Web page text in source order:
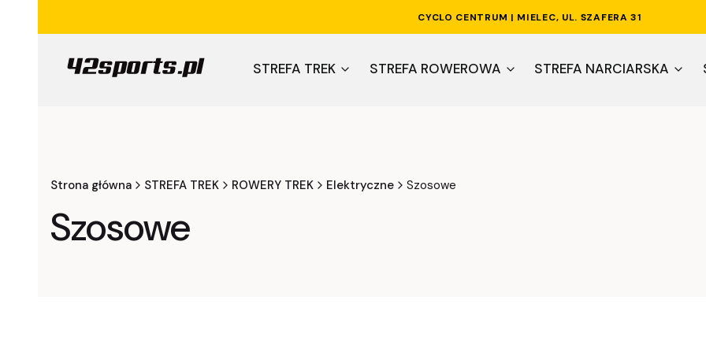
CYCLO CENTRUM | MIELEC, UL. SZAFERA 31
STREFA TREK STREFA ROWEROWA STREFA NARCIARSKA
Strona główna STREFA TREK ROWERY TREK Elektryczne Szosowe
Szosowe